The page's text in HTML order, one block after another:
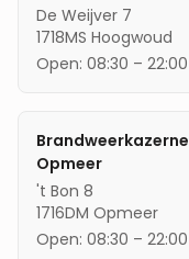
De Weijver 7
1718MS Hoogwoud
Open: 08:30 – 22:00
Brandweerkazerne
Opmeer
't Bon 8
1716DM Opmeer
Open: 08:30 – 22:00